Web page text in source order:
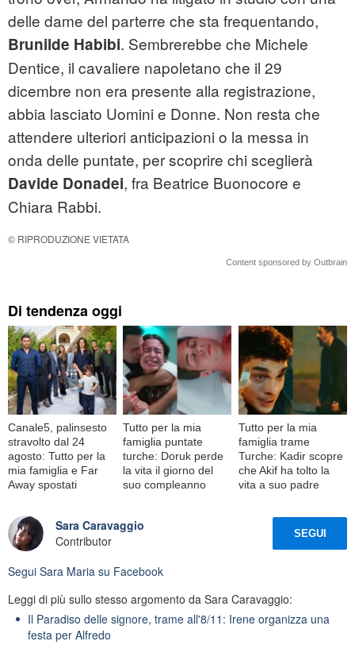
delle dame del parterre che sta frequentando,
Brunilde Habibi. Sembrerebbe che Michele
Dentice, il cavaliere napoletano che il 29
dicembre non era presente alla registrazione,
abbia lasciato Uomini e Donne. Non resta che
attendere ulteriori anticipazioni o la messa in
onda delle puntate, per scoprire chi sceglierà
Davide Donadei, fra Beatrice Buonocore e
Chiara Rabbi.
© RIPRODUZIONE VIETATA
Content sponsored by Outbrain
Di tendenza oggi
Canale5, palinsesto
stravolto dal 24
agosto: Tutto per la
mia famiglia e Far
Away spostati
Tutto per la mia
famiglia puntate
turche: Doruk perde
la vita il giorno del
suo compleanno
Tutto per la mia
famiglia trame
Turche: Kadir scopre
che Akif ha tolto la
vita a suo padre
Sara Caravaggio
Contributor
SEGUI
Segui Sara Maria su Facebook
Leggi di più sullo stesso argomento da Sara Caravaggio:
Il Paradiso delle signore, trame all'8/11: Irene organizza una
festa per Alfredo